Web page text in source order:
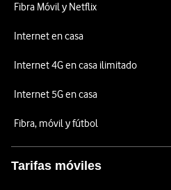
Fibra Móvil y Netflix
Internet en casa
Internet 4G en casa ilimitado
Internet 5G en casa
Fibra, móvil y fútbol
Tarifas móviles